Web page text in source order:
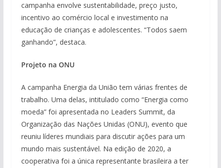
campanha envolve sustentabilidade, preço justo,
incentivo ao comércio local e investimento na
educação de crianças e adolescentes. “Todos saem
ganhando”, destaca.
Projeto na ONU
A campanha Energia da União tem várias frentes de
trabalho. Uma delas, intitulado como “Energia como
moeda” foi apresentada no Leaders Summit, da
Organização das Nações Unidas (ONU), evento que
reuniu líderes mundiais para discutir ações para um
mundo mais sustentável. Na edição de 2020, a
cooperativa foi a única representante brasileira a ter